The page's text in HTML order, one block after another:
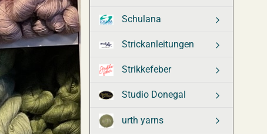
Schulana
Strickanleitungen
Strikkefeber
Studio Donegal
urth yarns